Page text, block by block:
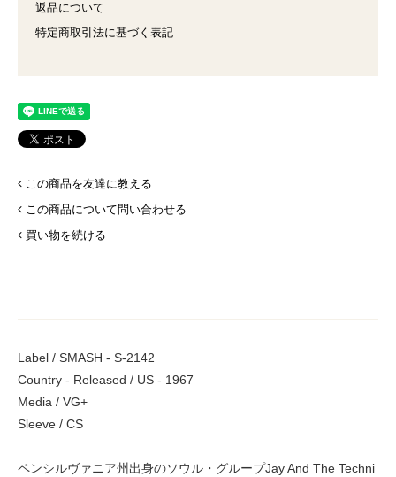
返品について
特定商取引法に基づく表記
この商品を友達に教える
この商品について問い合わせる
買い物を続ける
Label / SMASH - S-2142
Country - Released / US - 1967
Media / VG+
Sleeve / CS
ペンシルヴァニア州出身のソウル・グループJay And The Techni